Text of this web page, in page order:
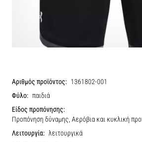
Αριθμός προϊόντος: 1361802-001
Φύλο: παιδιά
Είδος προπόνησης:
Προπόνηση δύναμης, Αερόβια και κυκλική
Λειτουργία: λειτουργικά